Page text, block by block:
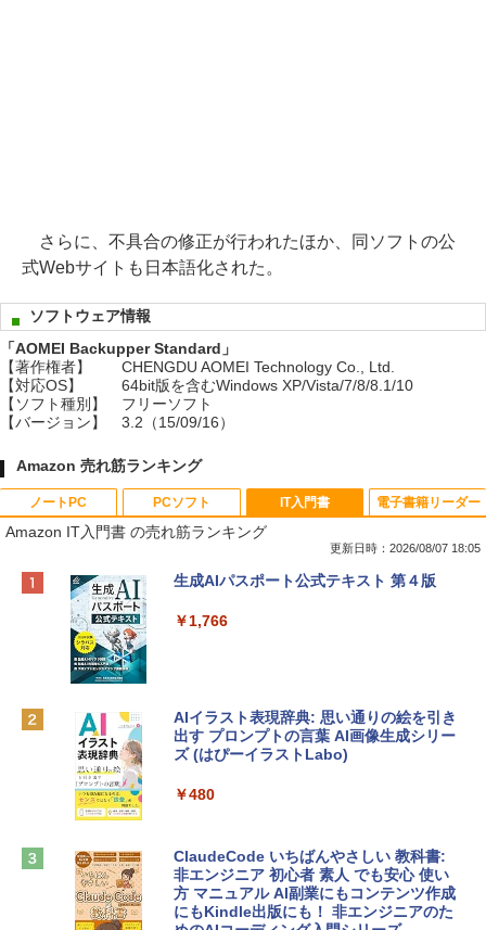
さらに、不具合の修正が行われたほか、同ソフトの公
式Webサイトも日本語化された。
ソフトウェア情報
「AOMEI Backupper Standard」
【著作権者】
CHENGDU AOMEI Technology Co., Ltd.
【対応OS】
64bit版を含むWindows XP/Vista/7/8/8.1/10
【ソフト種別】
フリーソフト
【バージョン】
3.2（15/09/16）
Amazon 売れ筋ランキング
ノートPC
Apple 2026 MacBook Neo A18 Proチッ
e Intelligence、Liquid Retinaディスプ
￥162,598
tomtoc 360°保護 15.6 16インチ パソコ
￥2,952
PCソフト
Robloxギフトカード - 800 Robux 【限
インゲームコード】 ロブロックス | オン
Microsoft Office Home & Business 202
4(最新 永続版)|オンラインコード版|Wind
Robloxギフトカード - 2,000 Robux 【限
定バーチャルアイテムを含む】 【オンラ
インゲームコード】 ロブロックス | オン
IT入門書
Amazon IT入門書 の売れ筋ランキング
更新日時：2026/08/07 18:05
生成AIパスポート公式テキスト 第４版
￥1,766
AIイラスト表現辞典: 思い通りの絵を引き
出す プロンプトの言葉 AI画像生成シリー
ズ (はぴーイラストLabo)
￥480
ClaudeCode いちばんやさしい 教科書:
非エンジニア 初心者 素人 でも安心 使い
方 マニュアル AI副業にもコンテンツ作成
にもKindle出版にも！ 非エンジニアのた
電子書籍リーダー